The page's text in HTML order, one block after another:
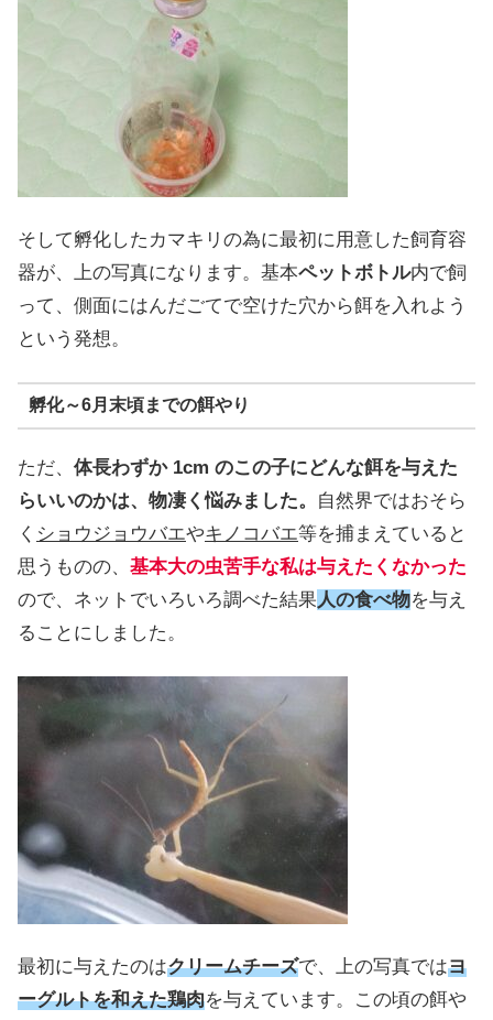
そして孵化したカマキリの為に最初に用意した飼育容
器が、上の写真になります。基本ペットボトル内で飼
って、側面にはんだごてで空けた穴から餌を入れよう
という発想。
孵化～6月末頃までの餌やり
ただ、 体長わずか 1cm のこの子にどんな餌を与えた
らいいのかは、物凄く悩みました。
自然界ではおそら
く ショウジョウバエやキノコバエ等を捕まえていると
思うものの、 基本大の虫苦手な私は与えたくなかった
ので、ネットでいろいろ調べた結果人の食べ物を与え
ることにしました。
最初に与えたのはクリームチーズで、上の写真ではヨ
ーグルトを和えた鶏肉を与えています。この頃の餌や